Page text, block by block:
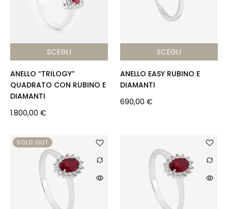
SCEGLI
ANELLO “TRILOGY”
QUADRATO CON RUBINO E
DIAMANTI
1.800,00 €
SCEGLI
ANELLO EASY RUBINO E
DIAMANTI
690,00 €
SOLD OUT